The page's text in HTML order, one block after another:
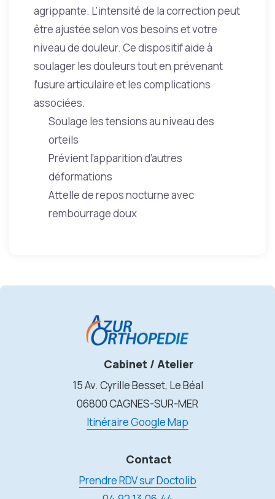
agrippante. L’intensité de la correction peut
être ajustée selon vos besoins et votre
niveau de douleur. Ce dispositif aide à
soulager les douleurs tout en prévenant
l’usure articulaire et les complications
associées.
Soulage les tensions au niveau des
orteils
Prévient l’apparition d’autres
déformations
Attelle de repos nocturne avec
rembourrage doux
Cabinet / Atelier
15 Av. Cyrille Besset, Le Béal
06800 CAGNES-SUR-MER
Itinéraire Google Map
Contact
Prendre RDV sur Doctolib